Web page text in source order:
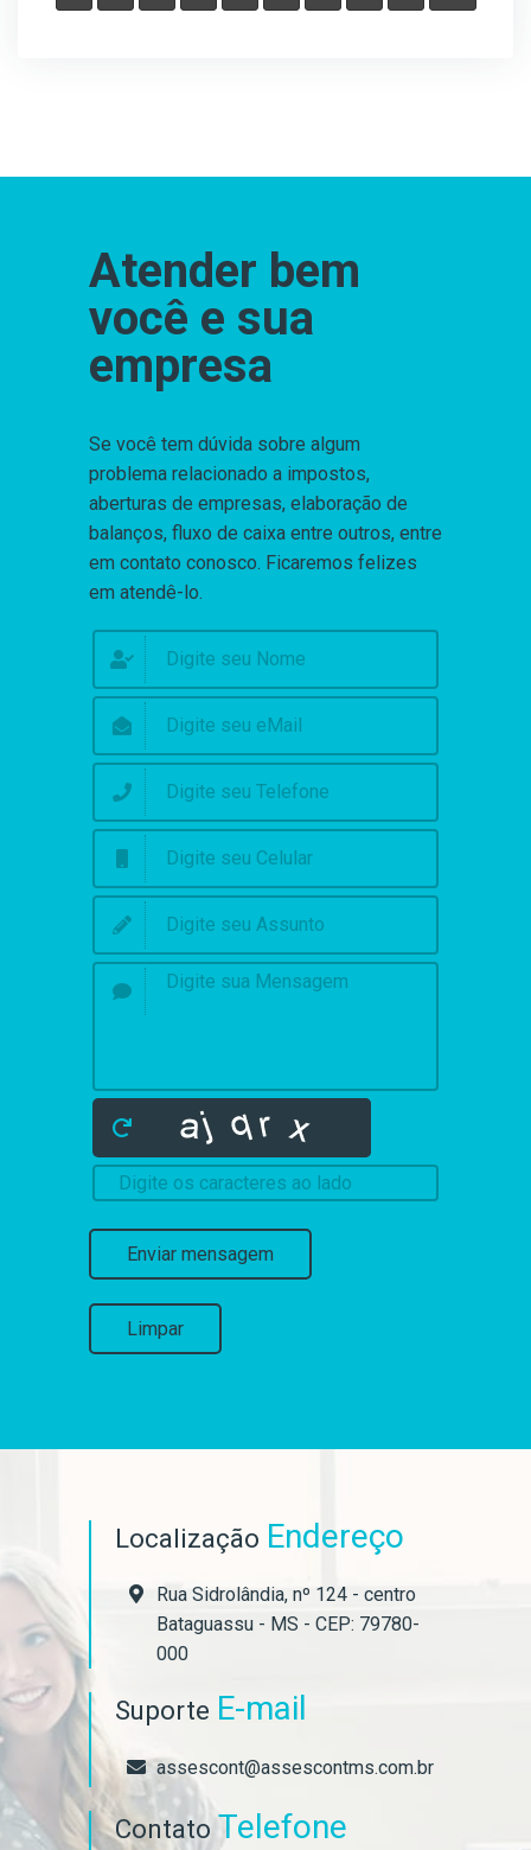
Atender bem
você e sua
empresa
Se você tem dúvida sobre algum
problema relacionado a impostos,
aberturas de empresas, elaboração de
balanços, fluxo de caixa entre outros, entre
em contato conosco. Ficaremos felizes
em atendê-lo.
Enviar mensagem
Limpar
Localização Endereço
Rua Sidrolândia, nº 124 - centro
Bataguassu - MS - CEP: 79780-
000
Suporte E-mail
assescont@assescontms.com.br
Contato Telefone